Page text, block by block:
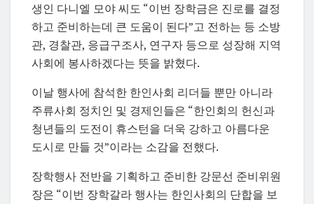
생인 다니엘 모야 씨도 “이번 장학금은 진로를 결정
하고 준비하는데 큰 도움이 된다”고 전하는 등 소방
관, 경찰관, 응급구조사, 연구자 등으로 성장해 지역
사회에 봉사하겠다는 뜻을 밝혔다.
이날 행사에 참석한 한인사회 리더들 뿐만 아니라
주류사회 정치인 및 경제인들은 “한인회의 헌신과
청년들의 도전이 휴스턴을 더욱 강하고 아름다운
도시로 만들 것”이라는 소감을 전했다.
장학행사 전반을 기획하고 준비한 강문선 준비위원
장은 “이번 장학갈라 행사는 한인사회의 단합을 보